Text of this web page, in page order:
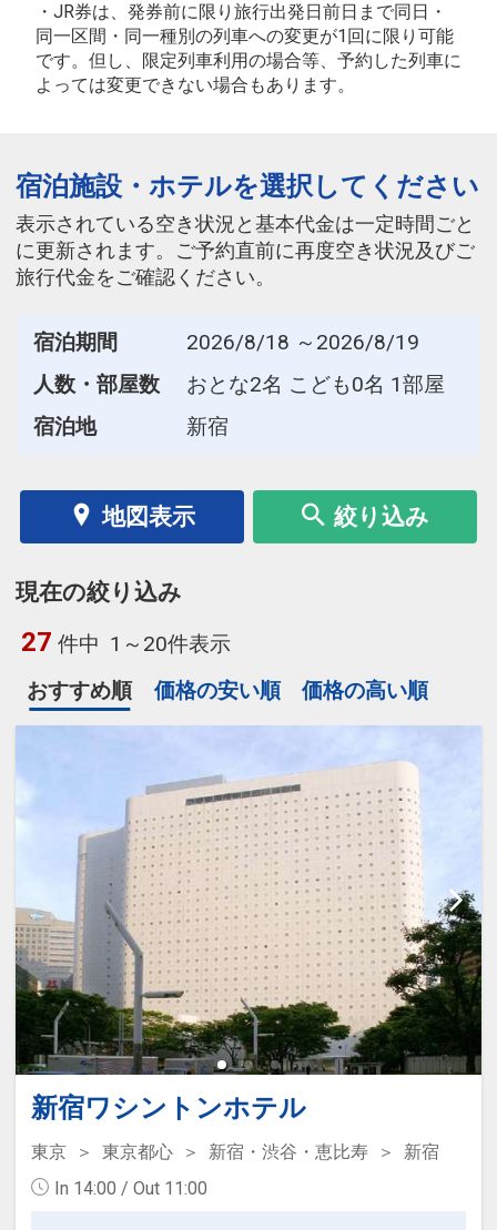
・JR券は、発券前に限り旅行出発日前日まで同日・
同一区間・同一種別の列車への変更が1回に限り可能
です。但し、限定列車利用の場合等、予約した列車に
よっては変更できない場合もあります。
宿泊施設・ホテルを選択してください
表示されている空き状況と基本代金は一定時間ごと
に更新されます。ご予約直前に再度空き状況及びご
旅行代金をご確認ください。
宿泊期間
2026/8/18 ～2026/8/19
人数・部屋数
おとな2名 こども0名 1部屋
宿泊地
新宿
地図表示 絞り込み
現在の絞り込み
27 件中 1～20件表示
おすすめ順
価格の安い順 価格の高い順
新宿ワシントンホテル
東京 東京都心 新宿・渋谷・恵比寿
新宿
In 14:00 / Out 11:00